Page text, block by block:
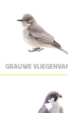
GRAUWE